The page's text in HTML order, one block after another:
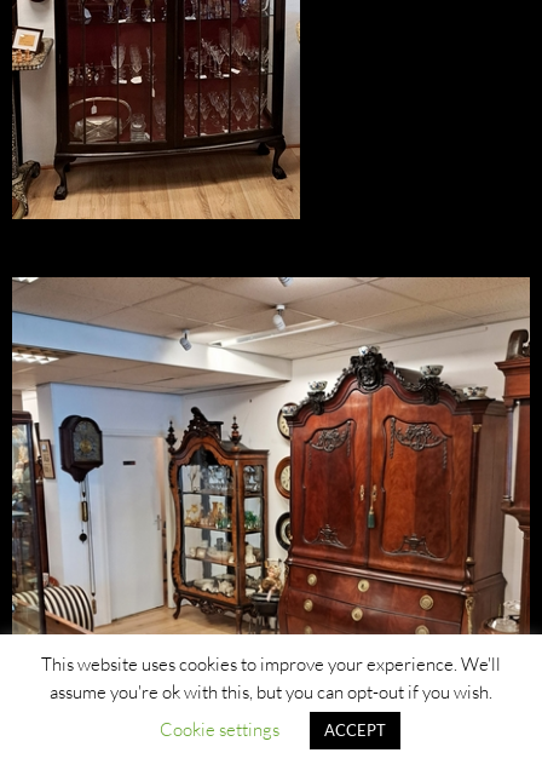
This website uses cookies to improve your experience. We'll
assume you're ok with this, but you can opt-out if you wish.
Cookie settings
ACCEPT